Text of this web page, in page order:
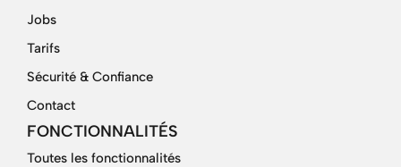
Jobs
Tarifs
Sécurité & Confiance
Contact
FONCTIONNALITÉS
Toutes les fonctionnalités